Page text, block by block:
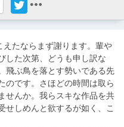
たならまず謝ります。輩や
した次第、どうも申し訳な
飛ぶ鳥を落とす勢いである先
のです。さほどの時間は取ら
せんか。我らスキな作品を共
せしめんと欲するが如く、こ